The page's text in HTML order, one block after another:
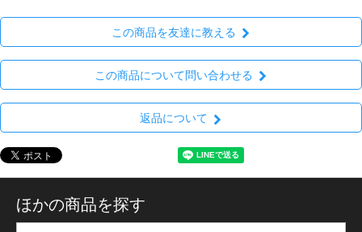
この商品を友達に教える
この商品について問い合わせる
返品について
ほかの商品を探す